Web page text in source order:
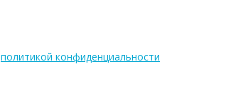
политикой конфиденциальности